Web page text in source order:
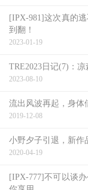
[IPX-981]这次真的
到翻！
2023-01-19
TRE2023日记(7)：
2023-08-10
流出风波再起，身体
2019-12-08
小野夕子引退，新作
2020-04-19
[IPX-777]不可以谈